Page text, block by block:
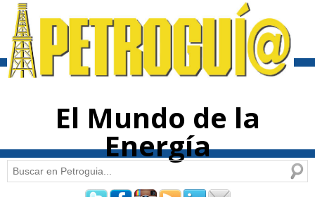
contenido
El Mundo de la
Energía
Buscar